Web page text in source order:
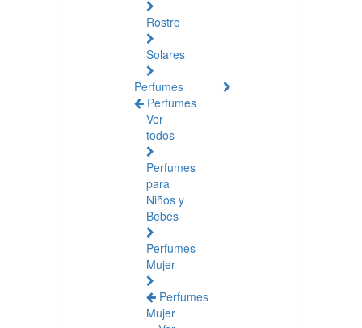
Rostro
Solares
Perfumes
Perfumes
Ver
todos
Perfumes
para
Niños y
Bebés
Perfumes
Mujer
Perfumes
Mujer